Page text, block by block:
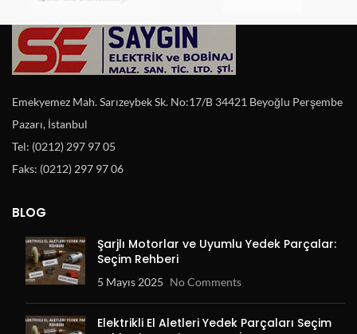
Emekyemez Mah. Sarızeybek Sk. No:17/B 34421 Beyoğlu Perşembe
Pazarı, İstanbul
Tel: (0212) 297 97 05
Faks: (0212) 297 97 06
BLOG
Şarjlı Motorlar ve Uyumlu Yedek Parçalar:
Seçim Rehberi
5 Mayıs 2025 No Comments
Elektrikli El Aletleri Yedek Parçaları Seçim